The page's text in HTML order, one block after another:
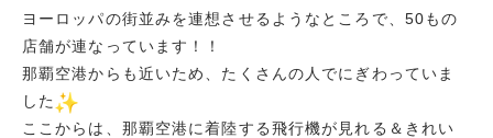
ヨーロッパの街並みを連想させるようなところで、50もの
店舗が連なっています！！
那覇空港からも近いため、たくさんの人でにぎわっていま
した
ここからは、那覇空港に着陸する飛行機が見れる＆きれい